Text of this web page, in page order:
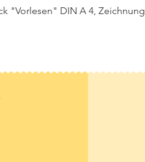
"Vorlesen" DIN A 4, Zeichnung